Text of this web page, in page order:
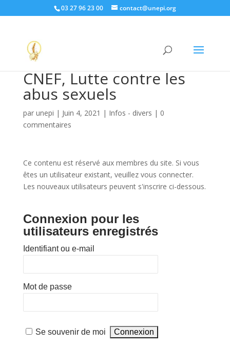
03 27 96 23 00 contact@unepi.org
CNEF, Lutte contre les
abus sexuels
par unepi | Juin 4, 2021 | Infos - divers | 0
commentaires
Ce contenu est réservé aux membres du site. Si vous
êtes un utilisateur existant, veuillez vous connecter.
Les nouveaux utilisateurs peuvent s'inscrire ci-dessous.
Connexion pour les
utilisateurs enregistrés
Identifiant ou e-mail
Mot de passe
Se souvenir de moi